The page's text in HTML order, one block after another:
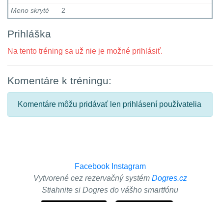
Meno skryté
2
Prihláška
Na tento tréning sa už nie je možné prihlásiť.
Komentáre k tréningu:
Komentáre môžu pridávať len prihlásení používatelia
Facebook Instagram
Vytvorené cez rezervačný systém Dogres.cz
Stiahnite si Dogres do vášho smartfónu